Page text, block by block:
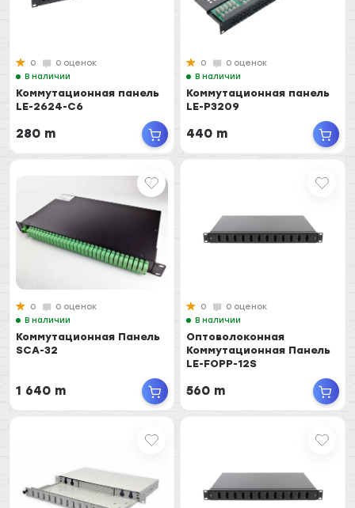
0
0 оценок
В наличии
Коммутационная панель
LE-2624-C6
280 m
0
0 оценок
В наличии
Коммутационная панель
LE-P3209
440 m
0
0 оценок
В наличии
Коммутационная Панель
SCA-32
1 640 m
0
0 оценок
В наличии
Оптоволоконная
Коммутационная Панель
LE-FOPP-12S
560 m